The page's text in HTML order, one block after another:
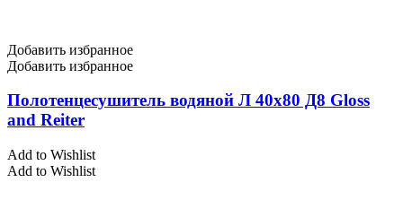
Добавить избранное
Добавить избранное
Полотенцесушитель водяной Л 40х80 Д8 Gloss
and Reiter
Add to Wishlist
Add to Wishlist